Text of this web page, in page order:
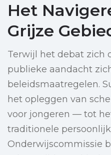
Het
Grijze
Terwijl het debat zich
publieke aandacht
beleidsmaatregelen.
het opleggen van
voor jongeren — tot
traditionele
Onderwijscommissie